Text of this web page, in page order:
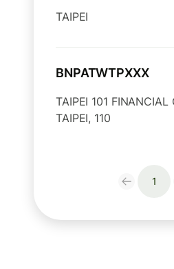
TAIPEI
BNPATWTPXXX
TAIPEI 101 FINANCIAL
TAIPEI, 110
1